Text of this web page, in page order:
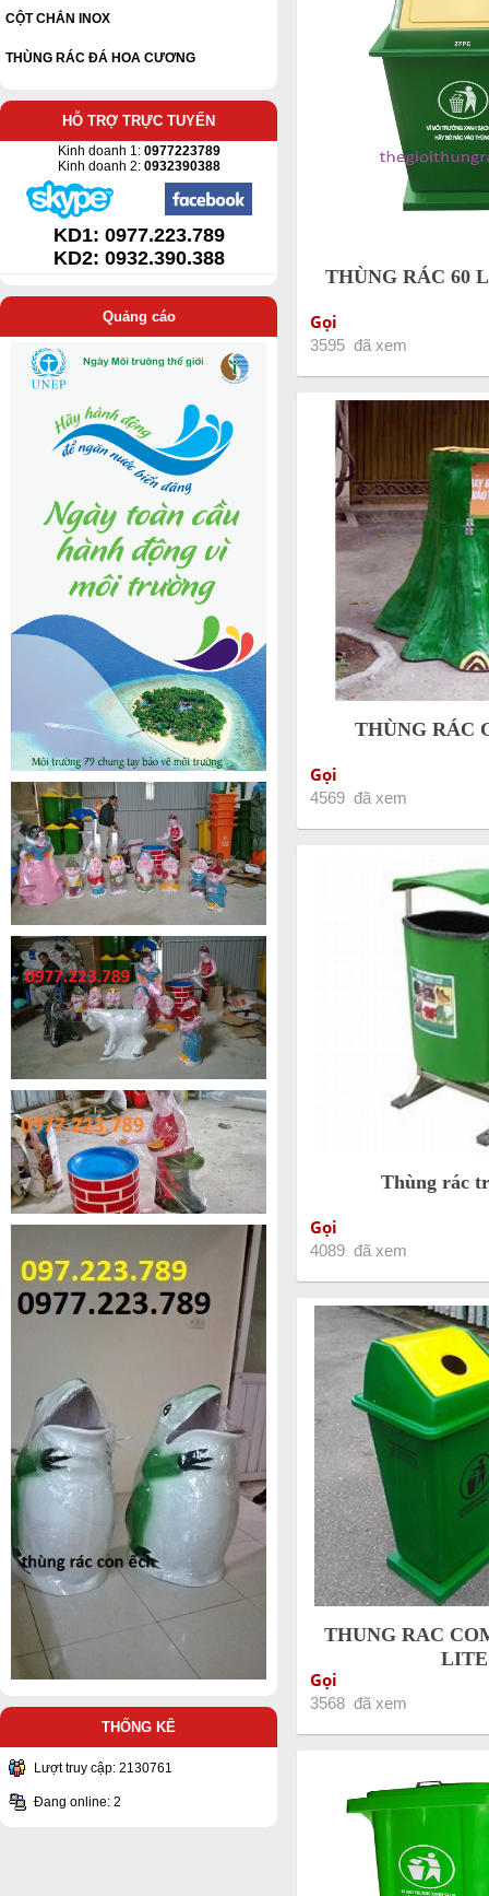
CỘT CHẮN INOX
THÙNG RÁC ĐÁ HOA CƯƠNG
HỖ TRỢ TRỰC TUYẾN
Kinh doanh 1:0977223789
Kinh doanh 2: 0932390388
KD1: 0977.223.789
KD2: 0932.390.388
Quảng cáo
THỐNG KÊ
Lượt truy cập: 2130761
Đang online: 2
THÙNG RÁC 60
Gọi
3595 đã xem
THÙNG RÁC
Gọi
4569 đã xem
Thùng rác
Gọi
4089 đã xem
THUNG RAC
LITE
Gọi
3568 đã xem